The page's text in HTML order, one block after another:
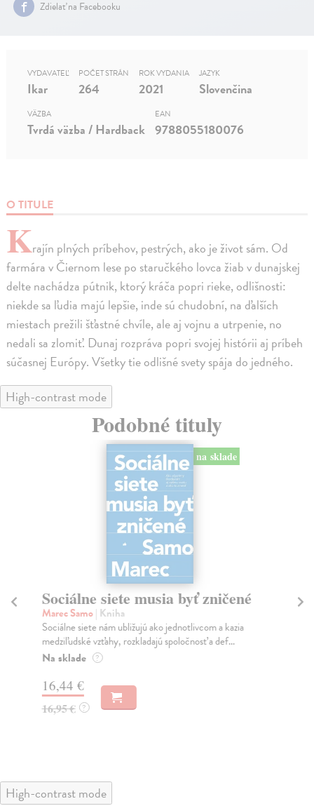
Zdielať na Facebooku
O TITULE
Krajín plných príbehov, pestrých, ako je život sám. Od
farmára v Čiernom lese po staručkého lovca žiab v dunajskej
delte nachádza pútnik, ktorý kráča popri rieke, odlišnosti:
niekde sa ľudia majú lepšie, inde sú chudobní, na ďalších
miestach prežili šťastné chvíle, ale aj vojnu a utrpenie, no
nedali sa zlomiť. Dunaj rozpráva popri svojej histórii aj príbeh
súčasnej Európy. Všetky tie odlišné svety spája do jedného.
VYDAVATEĽ
Ikar
POČET STRÁN
264
ROK VYDANIA
2021
JAZYK
Slovenčina
VÄZBA
Tvrdá väzba / Hardback
EAN
9788055180076
High-contrast mode
Podobné tituly
na sklade
Sociálne siete musia byť zničené
Marec Samo| Kniha
Sociálne siete nám ubližujú ako jednotlivcom a kazia
medziľudské vzťahy, rozkladajú spoločnosť a def...
Na sklade ?
16,44 €
16,95 € ?
High-contrast mode